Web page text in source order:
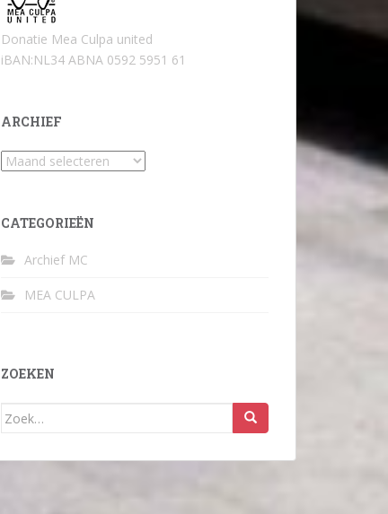
Donatie Mea Culpa united
iBAN:NL34 ABNA 0592 5951 61
ARCHIEF
Archief
CATEGORIEËN
Archief MC
MEA CULPA
ZOEKEN
Zoek